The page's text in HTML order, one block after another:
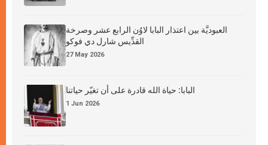
العبوديَّة بين اعتذار البابا لاوُن الرابع عشر وصرخة
القدِّيس شارل دي فوكو
27 May 2026
البابا: حياة الله قادرة على أن تغيّر حياتنا
1 Jun 2026